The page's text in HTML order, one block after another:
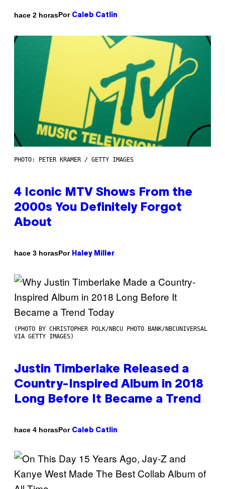
hace 2 horasPor Caleb Catlin
PHOTO: PETER KRAMER / GETTY IMAGES
4 Iconic MTV Shows From the
2000s You Definitely Forgot
About
hace 3 horasPor Haley Miller
(PHOTO BY CHRISTOPHER POLK/NBCU PHOTO BANK/NBCUNIVERSAL
VIA GETTY IMAGES)
Justin Timberlake Released a
Country-Inspired Album in 2018
Long Before It Became a Trend
hace 4 horasPor Caleb Catlin